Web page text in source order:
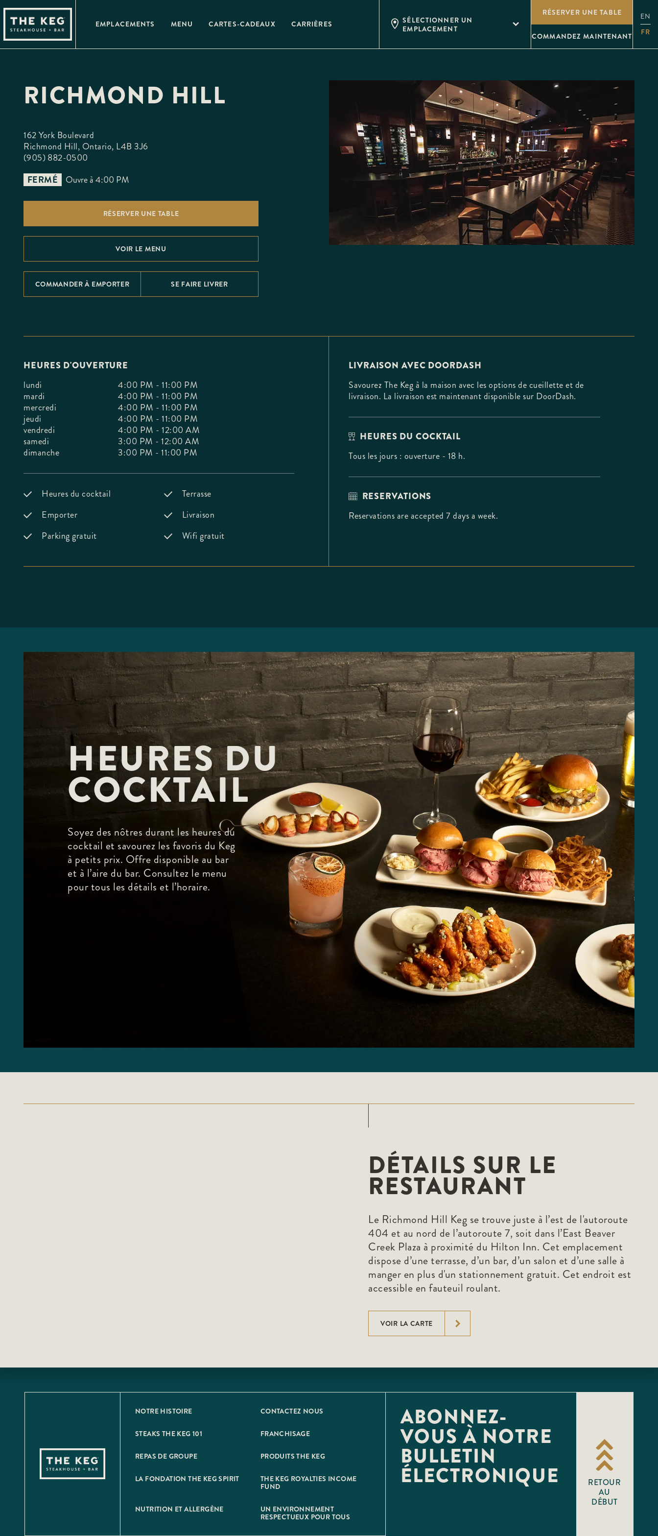
note:
This
website
an
accessibility
disabilities
EMPLACEMENTS MENU CARTES-CADEAUX CARRIÈRES
SÉLECTIONNER UN
EMPLACEMENT
RÉSERVER UNE TABLE
COMMANDEZ MAINTENANT
EN
FR
RICHMOND HILL
162 York Boulevard
Richmond Hill, Ontario, L4B 3J6
(905) 882-0500
FERMÉ
Ouvre à 4:00 PM
RÉSERVER UNE TABLE
VOIR LE MENU
COMMANDER À EMPORTER SE FAIRE LIVRER
HEURES D'OUVERTURE
lundi
4:00 PM - 11:00 PM
mardi
4:00 PM - 11:00 PM
mercredi
4:00 PM - 11:00 PM
jeudi
4:00 PM - 11:00 PM
vendredi
4:00 PM - 12:00 AM
samedi
3:00 PM - 12:00 AM
dimanche
3:00 PM - 11:00 PM
Heures du cocktail
Terrasse
Emporter
Livraison
Parking gratuit
Wifi gratuit
LIVRAISON AVEC DOORDASH
Savourez The Keg à la maison avec les options de cueillette et de
livraison. La livraison est maintenant disponible sur DoorDash.
HEURES DU COCKTAIL
Tous les jours : ouverture - 18 h.
RESERVATIONS
Reservations are accepted 7 days a week.
HEURES DU
COCKTAIL
Soyez des nôtres durant les heures du
cocktail et savourez les favoris du Keg
à petits prix. Offre disponible au bar
et à l’aire du bar. Consultez le menu
pour tous les détails et l’horaire.
DÉTAILS SUR LE
RESTAURANT
Le Richmond Hill Keg se trouve juste à l’est de l'autoroute
404 et au nord de l’autoroute 7, soit dans l’East Beaver
Creek Plaza à proximité du Hilton Inn. Cet emplacement
dispose d’une terrasse, d’un bar, d’un salon et d’une salle à
manger en plus d'un stationnement gratuit. Cet endroit est
accessible en fauteuil roulant.
VOIR LA CARTE
NOTRE HISTOIRE CONTACTEZ NOUS
STEAKS THE KEG 101 FRANCHISAGE
REPAS DE GROUPE PRODUITS THE KEG
LA FONDATION THE KEG SPIRIT
THE KEG ROYALTIES INCOME
FUND
NUTRITION ET ALLERGÈNE
UN ENVIRONNEMENT
RESPECTUEUX POUR TOUS
ABONNEZ-
VOUS À NOTRE
BULLETIN
ÉLECTRONIQUE
RETOUR
AU
DÉBUT